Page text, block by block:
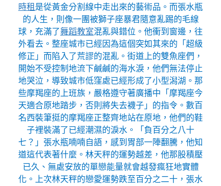
時租 是從黃金分割線中走出來的藝術品。而張水瓶
的人生，則像一團被獅子座暴君隨意亂踢的毛線
球，充滿了舞蹈教室混亂與錯位。他衝到窗邊，往
外看去。整座城市已經因為這個突如其來的「超級
修正」而陷入了荒謬的混亂。街道上的雙魚座們，
開始不受控制地流下鹹鹹的海水淚，他們無法停止
地哭泣，導致城市低窪處已經形成了小型潟湖。那
些摩羯座的上班族，嚴格遵守著廣播中「摩羯座今
天適合原地踏步，否則將失去襪子」的指令。數百
名西裝筆挺的摩羯座正整齊地站在原地，他們的鞋
子裡裝滿了已經潮濕的淚水。「負百分之八十
七？」張水瓶喃喃自語，感到胃部一陣翻騰，他知
道這代表著什麼。林天秤的運勢越差，他那股積壓
已久、無處安放的單戀能量就會越發瘋狂地實體
化。上次林天秤的戀愛運勢跌至百分之二十，張水